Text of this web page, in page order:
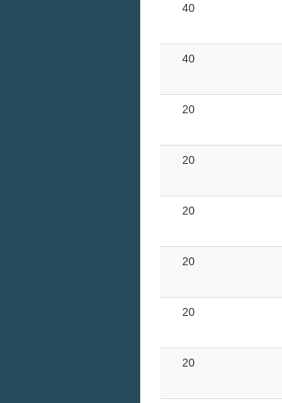
40
40
20
20
20
20
20
20